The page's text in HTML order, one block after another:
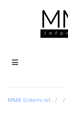
MMA Sistemi srl. / /